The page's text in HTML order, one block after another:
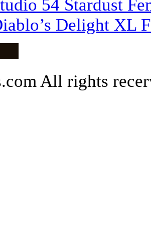
54 Stardust
Delight XL
All rights